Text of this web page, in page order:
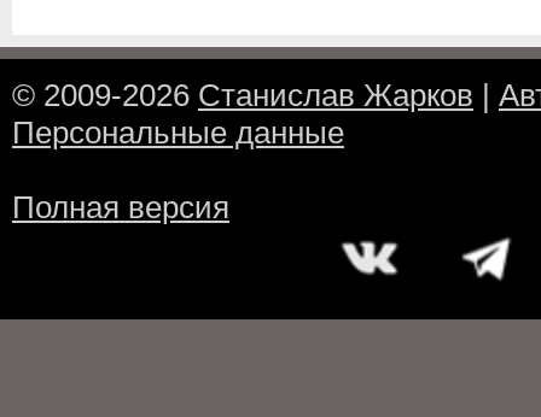
© 2009-2026 Станислав Жарков |
Персональные данные
Полная версия